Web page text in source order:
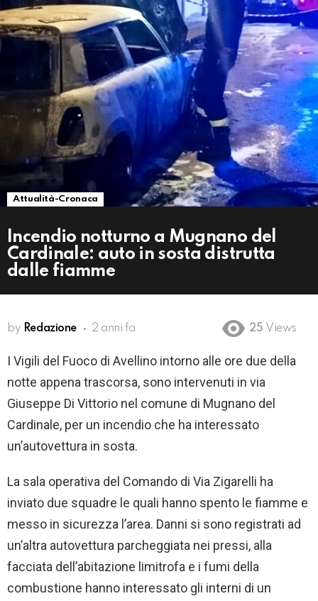
Attualità-Cronaca
Incendio notturno a Mugnano del
Cardinale: auto in sosta distrutta
dalle fiamme
by Redazione 2 anni fa 25 Views
I Vigili del Fuoco di Avellino intorno alle ore due della
notte appena trascorsa, sono intervenuti in via
Giuseppe Di Vittorio nel comune di Mugnano del
Cardinale, per un incendio che ha interessato
un’autovettura in sosta.
La sala operativa del Comando di Via Zigarelli ha
inviato due squadre le quali hanno spento le fiamme e
messo in sicurezza l’area. Danni si sono registrati ad
un’altra autovettura parcheggiata nei pressi, alla
facciata dell’abitazione limitrofa e i fumi della
combustione hanno interessato gli interni di un